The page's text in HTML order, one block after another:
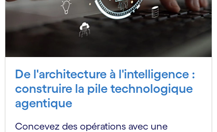
De l'architecture à l'intelligence :
construire la pile technologique
agentique
Concevez des opérations avec une